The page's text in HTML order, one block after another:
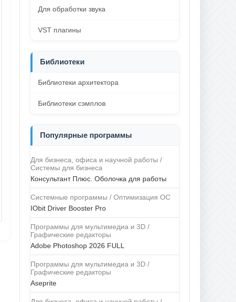
Для обработки звука
VST плагины
Библиотеки
Библиотеки архитектора
Библиотеки сэмплов
Популярные программы
Для бизнеса, офиса и научной работы /
Системы для бизнеса
Консультант Плюс. Оболочка для работы
Системные программы / Оптимизация ОС
IObit Driver Booster Pro
Программы для мультимедиа и 3D /
Графические редакторы
Adobe Photoshop 2026 FULL
Программы для мультимедиа и 3D /
Графические редакторы
Aseprite